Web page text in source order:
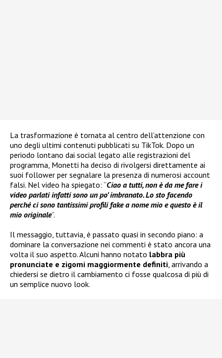
La trasformazione è tornata al centro dell’attenzione con
uno degli ultimi contenuti pubblicati su TikTok. Dopo un
periodo lontano dai social legato alle registrazioni del
programma, Monetti ha deciso di rivolgersi direttamente ai
suoi follower per segnalare la presenza di numerosi account
falsi. Nel video ha spiegato: “Ciao a tutti, non è da me fare i
video parlati infatti sono un po’ imbranato. Lo sto facendo
perché ci sono tantissimi profili fake a nome mio e questo è il
mio originale”.
Il messaggio, tuttavia, è passato quasi in secondo piano: a
dominare la conversazione nei commenti è stato ancora una
volta il suo aspetto. Alcuni hanno notato labbra più
pronunciate e zigomi maggiormente definiti , arrivando a
chiedersi se dietro il cambiamento ci fosse qualcosa di più di
un semplice nuovo look.